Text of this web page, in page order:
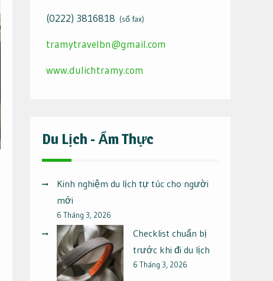
(0222) 3816818 (số fax)
tramytravelbn@gmail.com
www.dulichtramy.com
Du Lịch - Ẩm Thực
Kinh nghiệm du lịch tự túc cho người
mới
6 Tháng 3, 2026
Checklist chuẩn bị
trước khi đi du lịch
6 Tháng 3, 2026